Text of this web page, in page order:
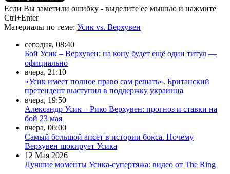
Если Вы заметили ошибку - выделите ее мышью и нажмите
Ctrl+Enter
Материалы по теме: Усик vs. Верхувен
сегодня, 08:40
Бой Усик – Верхувен: на кону будет ещё один титул —
официально
вчера, 21:10
«Усик имеет полное право сам решать». Британский
претендент выступил в поддержку украинца
вчера, 19:50
Александр Усик – Рико Верхувен: прогноз и ставки на
бой 23 мая
вчера, 06:00
Самый большой апсет в истории бокса. Почему
Верхувен шокирует Усика
12 Мая 2026
Лучшие моменты Усика-супертяжа: видео от The Ring